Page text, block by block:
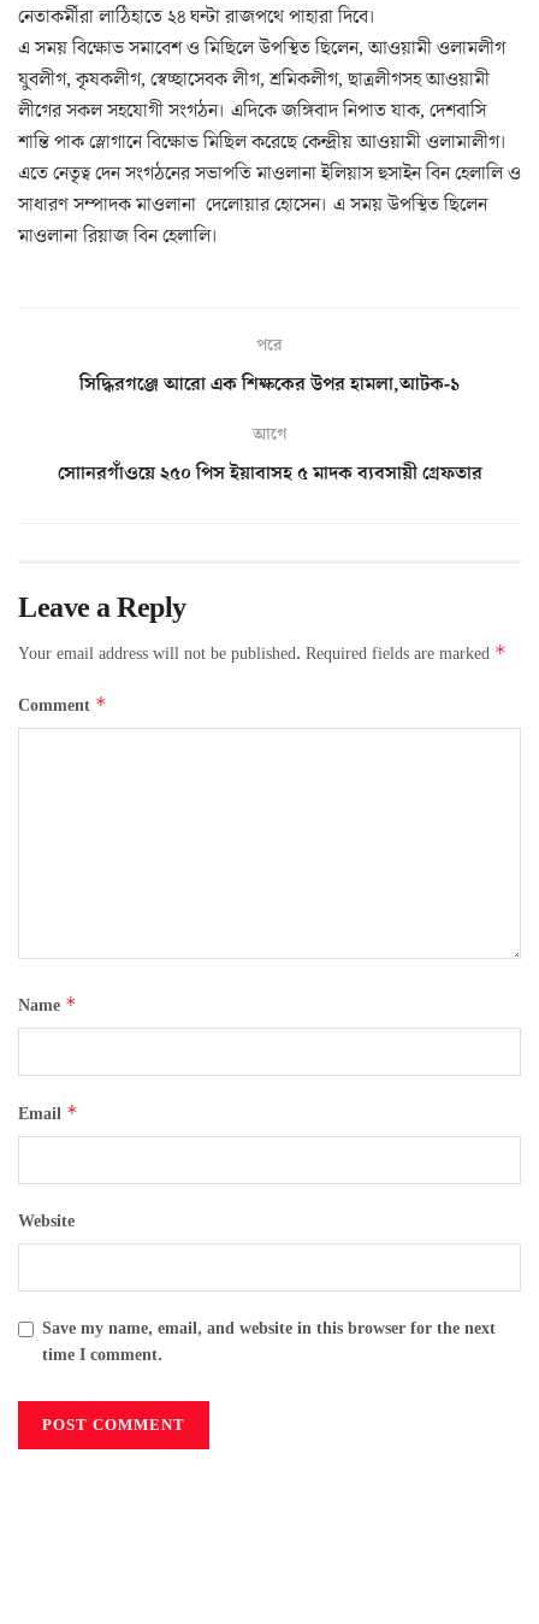
নেতাকর্মীরা লাঠিহাতে ২৪ ঘন্টা রাজপথে পাহারা দিবে।
এ সময় বিক্ষোভ সমাবেশ ও মিছিলে উপস্থিত ছিলেন, আওয়ামী ওলামলীগ
যুবলীগ, কৃষকলীগ, স্বেচ্ছাসেবক লীগ, শ্রমিকলীগ, ছাত্রলীগসহ আওয়ামী
লীগের সকল সহযোগী সংগঠন। এদিকে জঙ্গিবাদ নিপাত যাক, দেশবাসি
শান্তি পাক স্লোগানে বিক্ষোভ মিছিল করেছে কেন্দ্রীয় আওয়ামী ওলামালীগ।
এতে নেতৃত্ব দেন সংগঠনের সভাপতি মাওলানা ইলিয়াস হুসাইন বিন হেলালি ও
সাধারণ সম্পাদক মাওলানা দেলোয়ার হোসেন। এ সময় উপস্থিত ছিলেন
মাওলানা রিয়াজ বিন হেলালি।
পরে
সিদ্ধিরগঞ্জে আরো এক শিক্ষকের উপর হামলা,আটক-১
আগে
সোানরগাঁওয়ে ২৫০ পিস ইয়াবাসহ ৫ মাদক ব্যবসায়ী গ্রেফতার
Leave a Reply
Your email address will not be published. Required fields are marked *
Comment *
Name *
Email *
Website
Save my name, email, and website in this browser for the next
time I comment.